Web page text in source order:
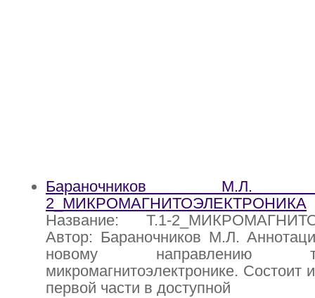
Бараночников
2_МИКРОМАГНИТОЭЛЕКТРОНИКА
Название: Т.1-
Автор: Бараночников М.Л.
новому направлению
микромагнитоэлектронике. Состоит
первой части в доступной